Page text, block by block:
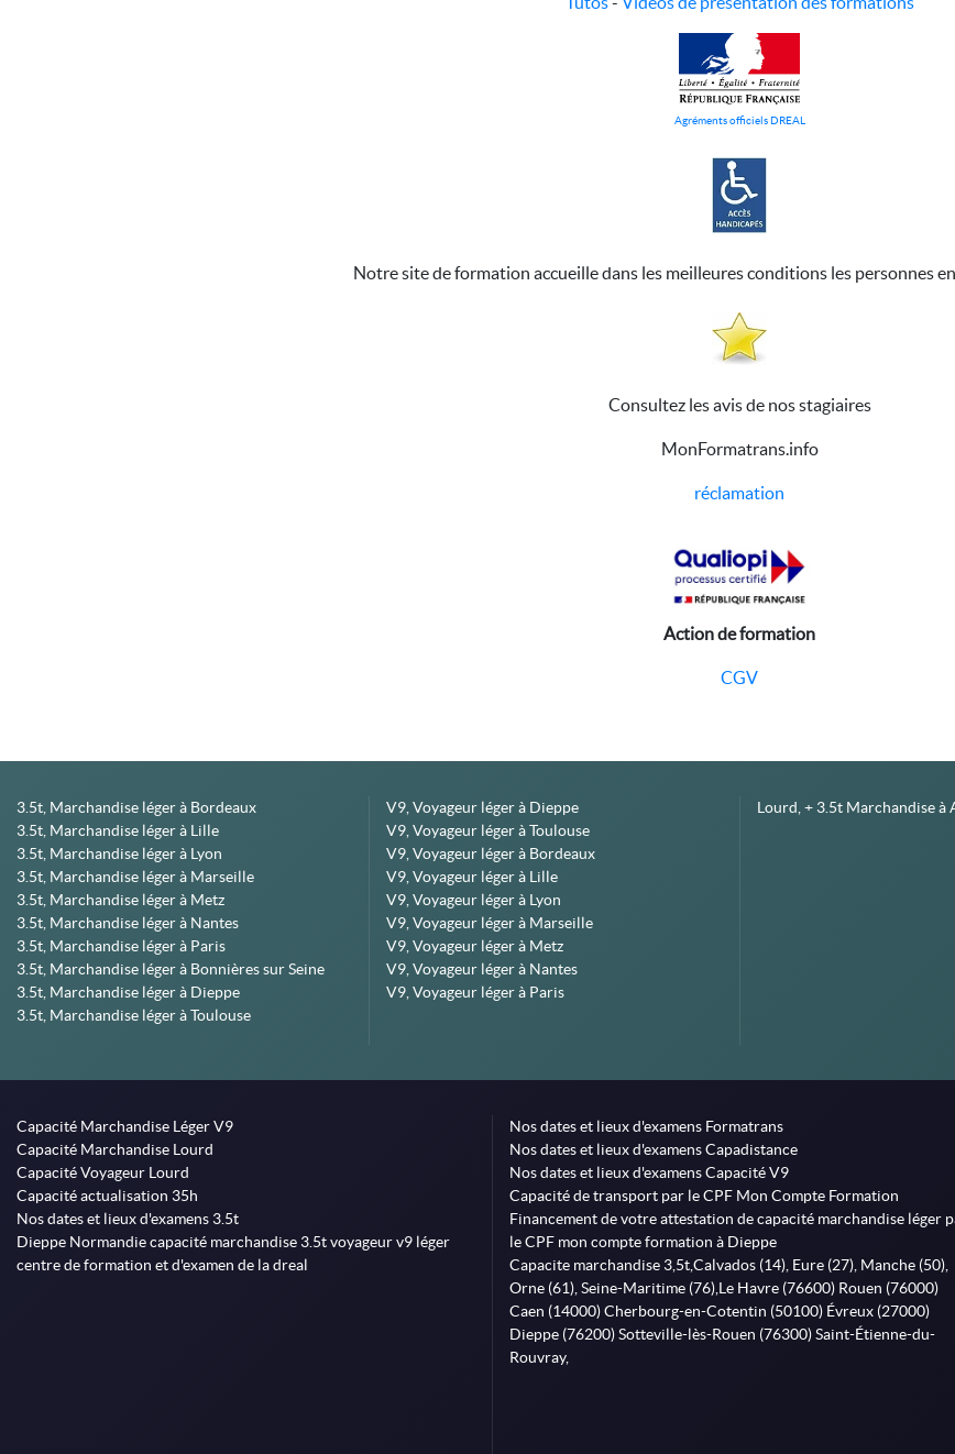
Agréments officiels DREAL
Notre site de formation accueille dans les meilleures conditions les personnes
Consultez les avis de nos stagiaires
MonFormatrans.info
réclamation
Action de formation
CGV
3.5t, Marchandise léger à Bordeaux
3.5t, Marchandise léger à Lille
3.5t, Marchandise léger à Lyon
3.5t, Marchandise léger à Marseille
3.5t, Marchandise léger à Metz
3.5t, Marchandise léger à Nantes
3.5t, Marchandise léger à Paris
3.5t, Marchandise léger à Bonnières sur Seine
3.5t, Marchandise léger à Dieppe
3.5t, Marchandise léger à Toulouse
V9, Voyageur léger à Dieppe
V9, Voyageur léger à Toulouse
V9, Voyageur léger à Bordeaux
V9, Voyageur léger à Lille
V9, Voyageur léger à Lyon
V9, Voyageur léger à Marseille
V9, Voyageur léger à Metz
V9, Voyageur léger à Nantes
V9, Voyageur léger à Paris
Lourd, + 3.5t Marchandise à
Capacité Marchandise Léger V9
Capacité Marchandise Lourd
Capacité Voyageur Lourd
Capacité actualisation 35h
Nos dates et lieux d'examens 3.5t
Dieppe Normandie capacité marchandise 3.5t voyageur v9 léger
centre de formation et d'examen de la dreal
Nos dates et lieux d'examens Formatrans
Nos dates et lieux d'examens Capadistance
Nos dates et lieux d'examens Capacité V9
Capacité de transport par le CPF Mon Compte Formation
Financement de votre attestation de capacité marchandise léger
le CPF mon compte formation à Dieppe
Capacite marchandise 3,5t,Calvados (14), Eure (27), Manche (50),
Orne (61), Seine-Maritime (76),Le Havre (76600) Rouen (76000)
Caen (14000) Cherbourg-en-Cotentin (50100) Évreux (27000)
Dieppe (76200) Sotteville-lès-Rouen (76300) Saint-Étienne-du-
Rouvray,